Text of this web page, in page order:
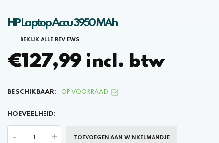
HP Laptop Accu 3950 MAh
BEKIJK ALLE REVIEWS
€127,99 incl. btw
BESCHIKBAAR: OP VOORRAAD
HOEVEELHEID:
- + TOEVOEGEN AAN WINKELMANDJE